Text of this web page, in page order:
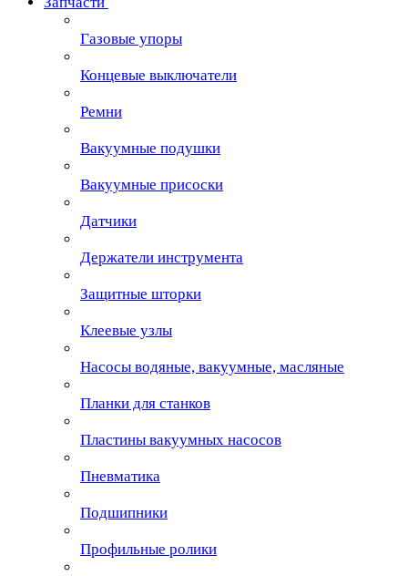
Газовые упоры
Концевые выключатели
Ремни
Вакуумные подушки
Вакуумные присоски
Датчики
Держатели инструмента
Защитные шторки
Клеевые узлы
Насосы водяные, вакуумные, масляные
Планки для станков
Пластины вакуумных насосов
Пневматика
Подшипники
Профильные ролики